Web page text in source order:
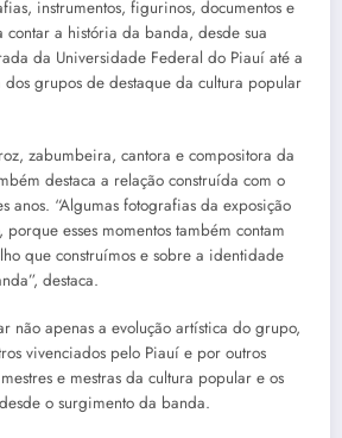
instrumentos, figurinos, documentos e
contar a história da banda, desde sua
da Universidade Federal do Piauí até a
dos grupos de destaque da cultura popular
zabumbeira, cantora e compositora da
destaca a relação construída com o
anos. “Algumas fotografias da exposição
esses momentos também contam
que construímos e sobre a identidade
destaca.
não apenas a evolução artística do grupo,
vivenciados pelo Piauí e por outros
e mestras da cultura popular e os
o surgimento da banda.